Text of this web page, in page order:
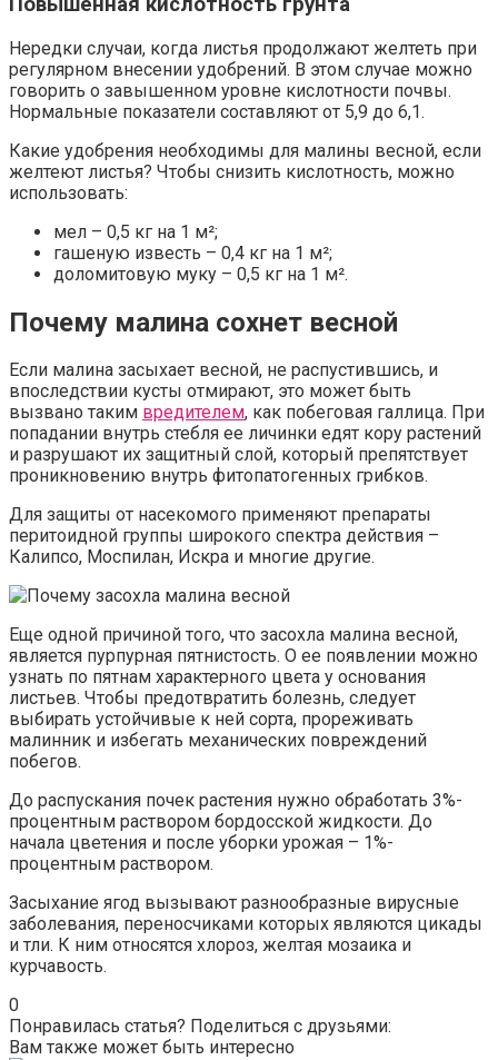
Нередки случаи, когда листья продолжают желтеть при
регулярном внесении удобрений. В этом случае можно
говорить о завышенном уровне кислотности почвы.
Нормальные показатели составляют от 5,9 до 6,1.
Какие удобрения необходимы для малины весной, если
желтеют листья? Чтобы снизить кислотность, можно
использовать:
мел – 0,5 кг на 1 м²;
гашеную известь – 0,4 кг на 1 м²;
доломитовую муку – 0,5 кг на 1 м².
Почему малина сохнет весной
Если малина засыхает весной, не распустившись, и
впоследствии кусты отмирают, это может быть
вызвано таким вредителем, как побеговая галлица. При
попадании внутрь стебля ее личинки едят кору растений
и разрушают их защитный слой, который препятствует
проникновению внутрь фитопатогенных грибков.
Для защиты от насекомого применяют препараты
перитоидной группы широкого спектра действия –
Калипсо, Моспилан, Искра и многие другие.
Еще одной причиной того, что засохла малина весной,
является пурпурная пятнистость. О ее появлении можно
узнать по пятнам характерного цвета у основания
листьев. Чтобы предотвратить болезнь, следует
выбирать устойчивые к ней сорта, прореживать
малинник и избегать механических повреждений
побегов.
До распускания почек растения нужно обработать 3%-
процентным раствором бордосской жидкости. До
начала цветения и после уборки урожая – 1%-
процентным раствором.
Засыхание ягод вызывают разнообразные вирусные
заболевания, переносчиками которых являются цикады
и тли. К ним относятся хлороз, желтая мозаика и
курчавость.
0
Понравилась статья? Поделиться с друзьями:
Вам также может быть интересно